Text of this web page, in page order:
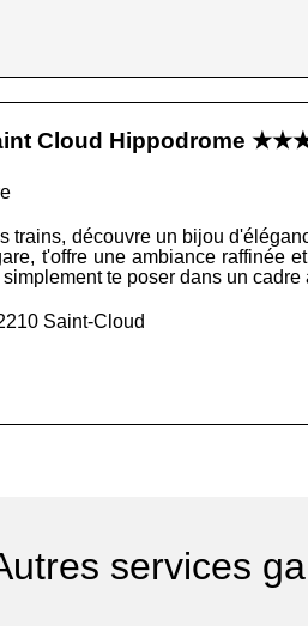
Cloud Hippodrome
trains, découvre un bijou
t'offre une ambiance raffinée
te poser dans un
Saint-Cloud
services